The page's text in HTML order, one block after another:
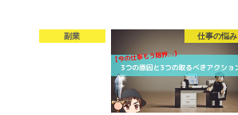
副業 仕事の悩み